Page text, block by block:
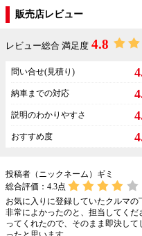
販売店レビュー
レビュー総合 満足度 4.8
問い合せ(見積り)
納車までの対応
説明のわかりやすさ
おすすめ度
投稿者（ニックネーム）ギミ
総合評価： 4.3点
お気に入りに登録していたクルマ
非常によかったのと、担当してく
ってくれたので、そのまま即決し